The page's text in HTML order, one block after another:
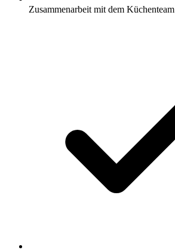
Zusammenarbeit mit dem Küchenteam